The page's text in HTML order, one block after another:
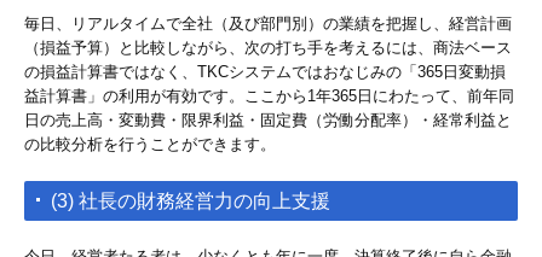
毎日、リアルタイムで全社（及び部門別）の業績を把握し、経営計画
（損益予算）と比較しながら、次の打ち手を考えるには、商法ベース
の損益計算書ではなく、TKCシステムではおなじみの「365日変動損
益計算書」の利用が有効です。ここから1年365日にわたって、前年同
日の売上高・変動費・限界利益・固定費（労働分配率）・経常利益と
の比較分析を行うことができます。
(3) 社長の財務経営力の向上支援